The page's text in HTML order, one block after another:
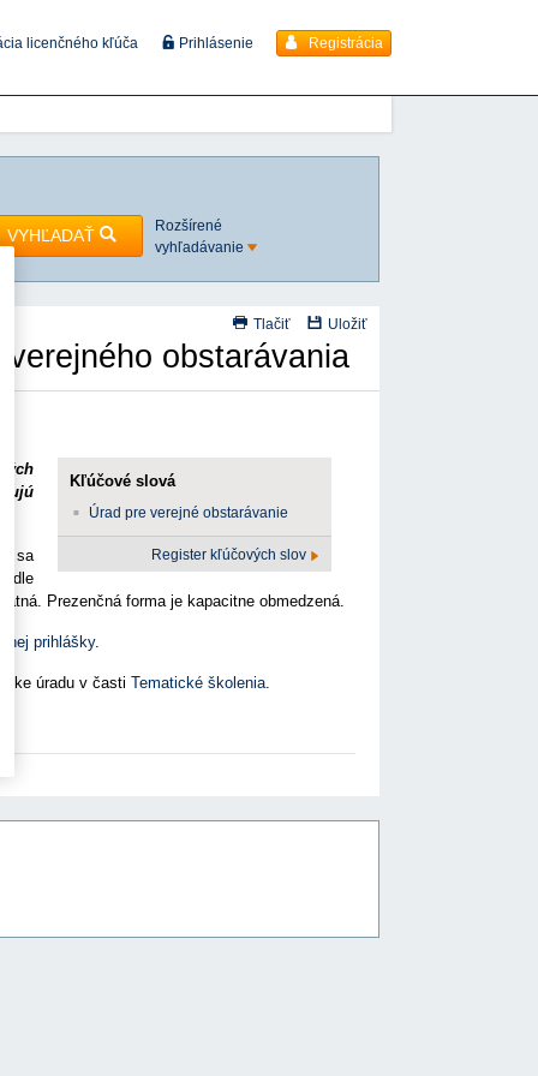
licenčného kľúča Prihlásenie Registrácia
VYHĽADAŤ
Rozšírené
vyhľadávanie
Tlačiť
Uložiť
obstarávania
Kľúčové slová
Úrad pre verejné obstarávanie
Register kľúčových slov
sa
Prezenčná forma je kapacitne obmedzená.
prihlášky.
úradu v časti Tematické školenia.